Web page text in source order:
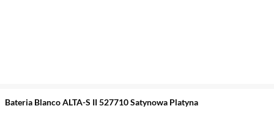
Bateria Blanco ALTA-S II 527710 Satynowa Platyna